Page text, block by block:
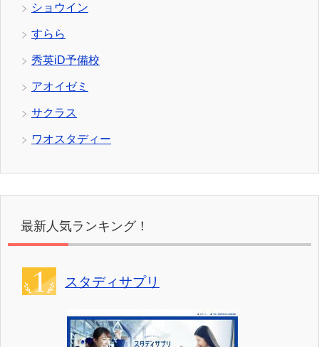
ショウイン
すらら
秀英iD予備校
アオイゼミ
サクラス
ワオスタディー
最新人気ランキング！
スタディサプリ